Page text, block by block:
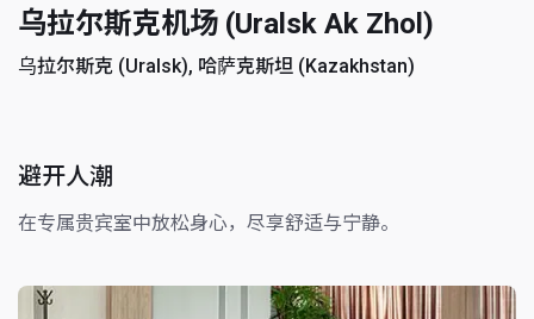
乌拉尔斯克机场 (Uralsk Ak Zhol)
乌拉尔斯克 (Uralsk), 哈萨克斯坦 (Kazakhstan)
避开人潮
在专属贵宾室中放松身心，尽享舒适与宁静。